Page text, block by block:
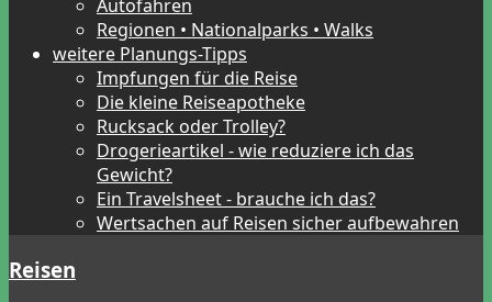
Autofahren
Regionen • Nationalparks • Walks
weitere Planungs-Tipps
Impfungen für die Reise
Die kleine Reiseapotheke
Rucksack oder Trolley?
Drogerieartikel - wie reduziere ich das
Gewicht?
Ein Travelsheet - brauche ich das?
Wertsachen auf Reisen sicher aufbewahren
Reisen